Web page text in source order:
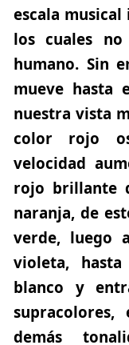
escala
los cuales
humano. Sin
mueve hasta
nuestra vista
color rojo
velocidad
rojo brillante
naranja, de
verde, luego
violeta,
blanco y
demás